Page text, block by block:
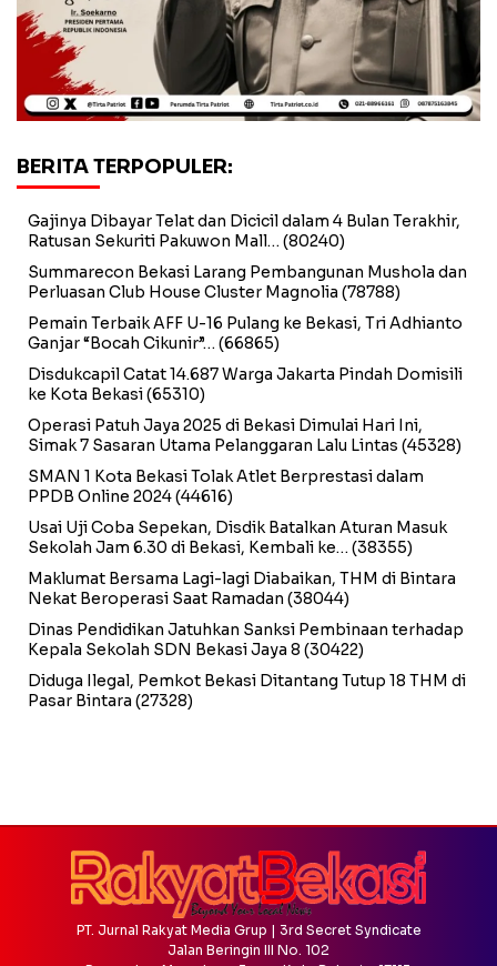
BERITA TERPOPULER:
Gajinya Dibayar Telat dan Dicicil dalam 4 Bulan Terakhir,
Ratusan Sekuriti Pakuwon Mall… (80240)
Summarecon Bekasi Larang Pembangunan Mushola dan
Perluasan Club House Cluster Magnolia (78788)
Pemain Terbaik AFF U-16 Pulang ke Bekasi, Tri Adhianto
Ganjar “Bocah Cikunir”… (66865)
Disdukcapil Catat 14.687 Warga Jakarta Pindah Domisili
ke Kota Bekasi(65310)
Operasi Patuh Jaya 2025 di Bekasi Dimulai Hari Ini,
Simak 7 Sasaran Utama Pelanggaran Lalu Lintas (45328)
SMAN 1 Kota Bekasi Tolak Atlet Berprestasi dalam
PPDB Online 2024(44616)
Usai Uji Coba Sepekan, Disdik Batalkan Aturan Masuk
Sekolah Jam 6.30 di Bekasi, Kembali ke… (38355)
Maklumat Bersama Lagi-lagi Diabaikan, THM di Bintara
Nekat Beroperasi Saat Ramadan (38044)
Dinas Pendidikan Jatuhkan Sanksi Pembinaan terhadap
Kepala Sekolah SDN Bekasi Jaya 8 (30422)
Diduga Ilegal, Pemkot Bekasi Ditantang Tutup 18 THM di
Pasar Bintara (27328)
PT. Jurnal Rakyat Media Grup | 3rd Secret Syndicate
Jalan Beringin III No. 102